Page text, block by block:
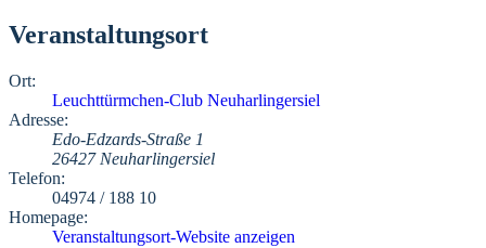
Veranstaltungsort
Ort:
Leuchttürmchen-Club Neuharlingersiel
Adresse:
Edo-Edzards-Straße 1
26427 Neuharlingersiel
Telefon:
04974 / 188 10
Homepage:
Veranstaltungsort-Website anzeigen